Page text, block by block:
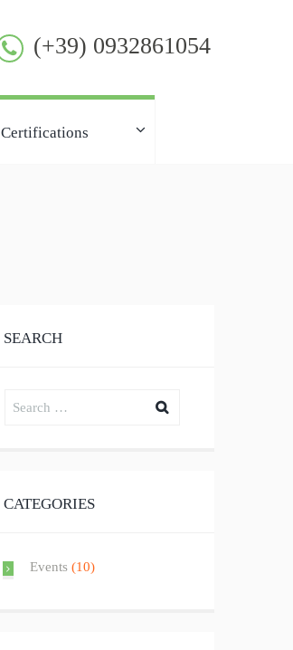
(+39) 0932861054
Certifications
SEARCH
CATEGORIES
Events (10)